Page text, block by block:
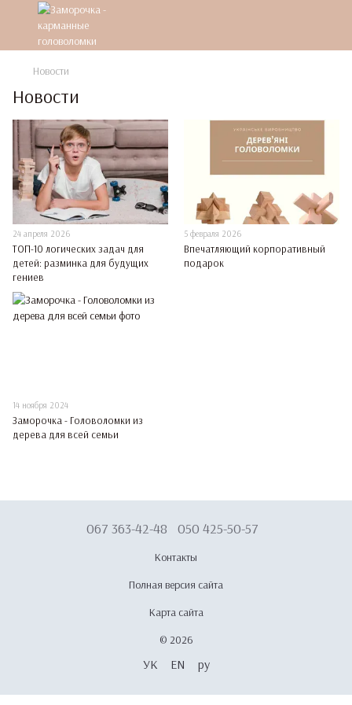
Новости
Новости
24 апреля 2026
ТОП-10 логических задач для
детей: разминка для будущих
гениев
5 февраля 2026
Впечатляющий корпоративный
подарок
14 ноября 2024
Заморочка - Головоломки из
дерева для всей семьи
067 363-42-48 050 425-50-57
Контакты
Полная версия сайта
Карта сайта
© 2026
УК EN ру